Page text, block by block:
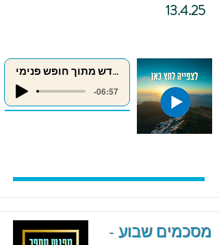
13.4.25
לזרוע את עצמי מחדש מתוך חופש פנימי
-06:57
מסכמים שבוע -